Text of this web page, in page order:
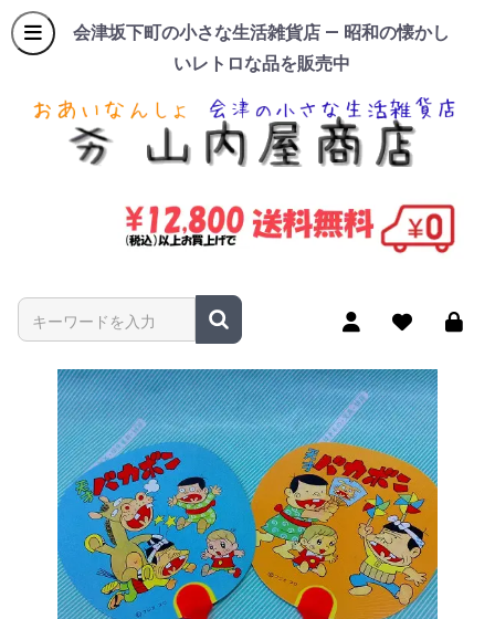
会津坂下町の小さな生活雑貨店 — 昭和の懐かし
いレトロな品を販売中
商品名やキーワードを入力